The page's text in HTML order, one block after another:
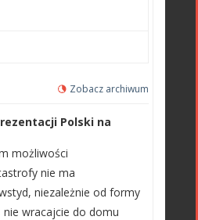
Zobacz archiwum
Polski na
możliwości
nie ma
niezależnie od formy
wracajcie do domu